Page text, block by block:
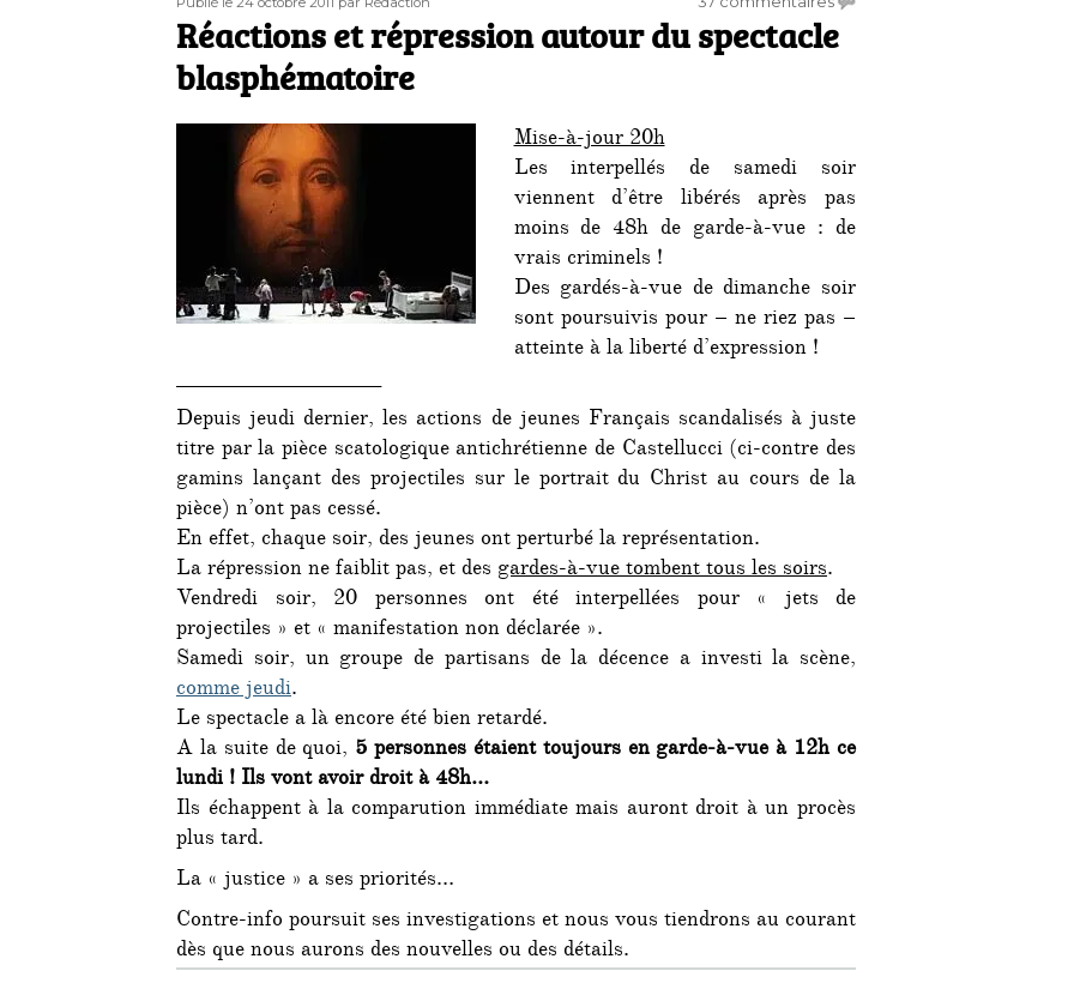
le
et
blasphématoire
Réactions et répression autour du spectacle
blasphématoire
Mise-à-jour 20h
Les interpellés de samedi soir
viennent d’être libérés après pas
moins de 48h de garde-à-vue : de
vrais criminels !
Des gardés-à-vue de dimanche soir
sont poursuivis pour – ne riez pas –
atteinte à la liberté d’expression !
___________________
Depuis jeudi dernier, les actions de jeunes Français scandalisés à juste
titre par la pièce scatologique antichrétienne de Castellucci (ci-contre des
gamins lançant des projectiles sur le portrait du Christ au cours de la
pièce) n’ont pas cessé.
En effet, chaque soir, des jeunes ont perturbé la représentation.
La répression ne faiblit pas, et des gardes-à-vue tombent tous les soirs.
Vendredi soir, 20 personnes ont été interpellées pour « jets de
projectiles » et « manifestation non déclarée ».
Samedi soir, un groupe de partisans de la décence a investi la scène,
comme jeudi.
Le spectacle a là encore été bien retardé.
A la suite de quoi, 5 personnes étaient toujours en garde-à-vue à 12h ce
lundi ! Ils vont avoir droit à 48h…
Ils échappent à la comparution immédiate mais auront droit à un procès
plus tard.
La « justice » a ses priorités…
Contre-info poursuit ses investigations et nous vous tiendrons au courant
dès que nous aurons des nouvelles ou des détails.